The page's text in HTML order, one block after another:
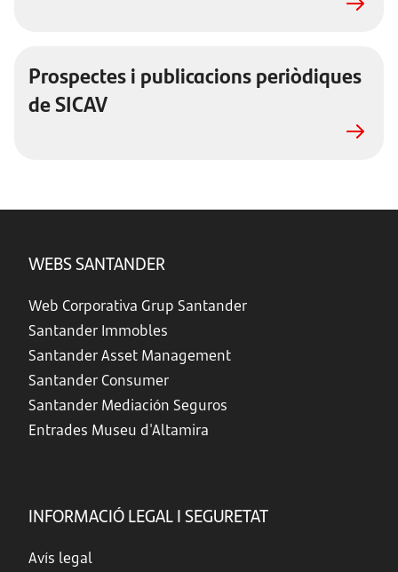
Prospectes i publicacions periòdiques
de SICAV
WEBS SANTANDER
Web Corporativa Grup Santander
Santander Immobles
Santander Asset Management
Santander Consumer
Santander Mediación Seguros
Entrades Museu d'Altamira
INFORMACIÓ LEGAL I SEGURETAT
Avís legal